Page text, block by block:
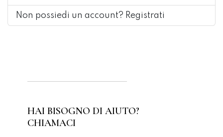
Non possiedi un account? Registrati
HAI BISOGNO DI AIUTO?
CHIAMACI